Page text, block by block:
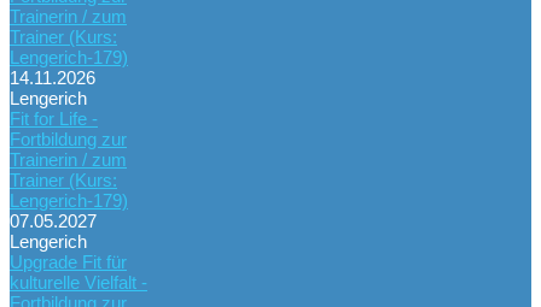
Trainerin / zum
Trainer (Kurs:
Lengerich-179)
14.11.2026
Lengerich
Fit for Life -
Fortbildung zur
Trainerin / zum
Trainer (Kurs:
Lengerich-179)
07.05.2027
Lengerich
Upgrade Fit für
kulturelle Vielfalt -
Fortbildung zur